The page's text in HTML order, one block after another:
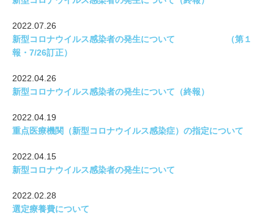
2022.07.26
新型コロナウイルス感染者の発生について （第１
報・7/26訂正）
2022.04.26
新型コロナウイルス感染者の発生について（終報）
2022.04.19
重点医療機関（新型コロナウイルス感染症）の指定について
2022.04.15
新型コロナウイルス感染者の発生について
2022.02.28
選定療養費について